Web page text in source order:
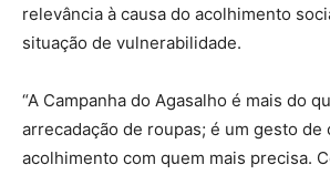
relevância à causa do acolhimento
situação de vulnerabilidade.
“A Campanha do Agasalho é mais do
arrecadação de roupas; é um gesto de
acolhimento com quem mais precisa.